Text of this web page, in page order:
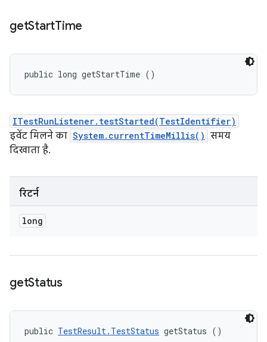
getStartTime
public long getStartTime ()
ITestRunListener.testStarted(TestIdentifier)
इवेंट मिलने का System.currentTimeMillis() समय
दिखाता है.
रिटर्न
long
getStatus
public TestResult.TestStatus getStatus ()